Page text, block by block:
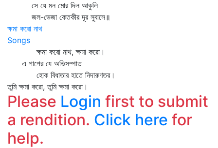
সে যে মন মোর দিল আকুলি
জল-ভেজা কেতকীর দূর সুবাসে॥
ক্ষমা করো নাথ
Songs
ক্ষমা করো নাথ, ক্ষমা করো।
এ পাপের যে অভিসম্পাত
হোক বিধাতার হাতে নিদারুণতর।
তুমি ক্ষমা করো, তুমি ক্ষমা করো।
Please Login first to submit
a rendition. Click here for
help.